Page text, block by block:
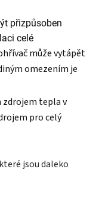
přizpůsoben
celé
může vytápět
omezením je
zdrojem tepla v
pro celý
jsou daleko